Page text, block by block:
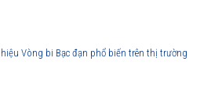
Vòng bi Bạc đạn phổ biến trên thị trường